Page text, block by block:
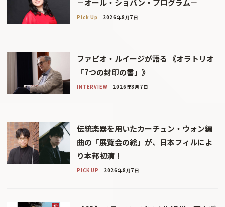
－オール・ショパン・プログラム－
Pick Up 2026年8月7日
ファビオ・ルイージが語る 《オラトリオ
「7つの封印の書」》
INTERVIEW 2026年8月7日
伝統楽器を用いたカーチュン・ウォン編
曲の「展覧会の絵」が、日本フィルによ
り本邦初演！
PICK UP 2026年8月7日